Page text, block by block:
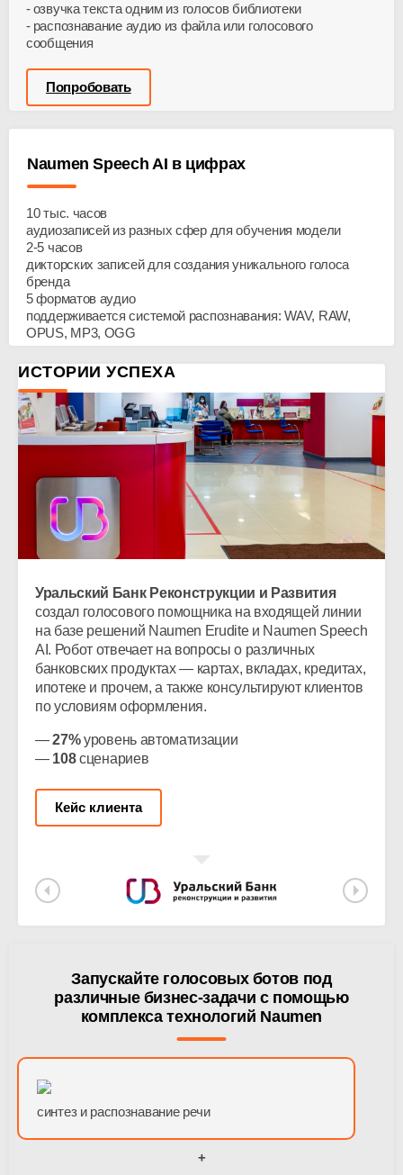
озвучка текста одним из голосов библиотеки
распознавание аудио из файла или голосового
сообщения
Попробовать
Naumen Speech AI в цифрах
10тыс. часов
аудиозаписей из разных сфер для обучения модели
2-5 часов
дикторских записей для создания уникального голоса
бренда
5форматов аудио
поддерживается системой распознавания: WAV, RAW,
OPUS, MP3, OGG
ИСТОРИИ УСПЕХА
Уральский Банк Реконструкции и Развития
создал голосового помощника на входящей линии
на базе решений Naumen Erudite и Naumen Speech
AI. Робот отвечает на вопросы о различных
банковских продуктах — картах, вкладах, кредитах,
ипотеке и прочем, а также консультируют клиентов
по условиям оформления.
—27%уровень автоматизации
— 108сценариев
Кейс клиента
Запускайте голосовых ботов под
различные бизнес-задачи с помощью
комплекса технологий Naumen
синтез и распознавание речи
+